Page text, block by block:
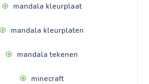
mandala kleurplaat
mandala kleurplaten
mandala tekenen
minecraft